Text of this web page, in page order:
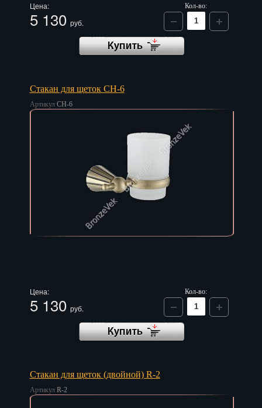
Цена:
5 130 руб.
Кол-во:
Стакан для щеток CH-6
Артикул CH-6
Цена:
5 130 руб.
Кол-во:
Стакан для щеток (двойной) R-2
Артикул R-2